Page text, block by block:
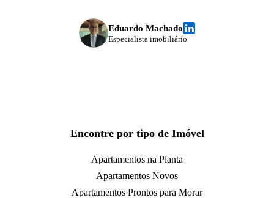
Eduardo Machado
Especialista imobiliário
Encontre por tipo de Imóvel
Apartamentos na Planta
Apartamentos Novos
Apartamentos Prontos para Morar